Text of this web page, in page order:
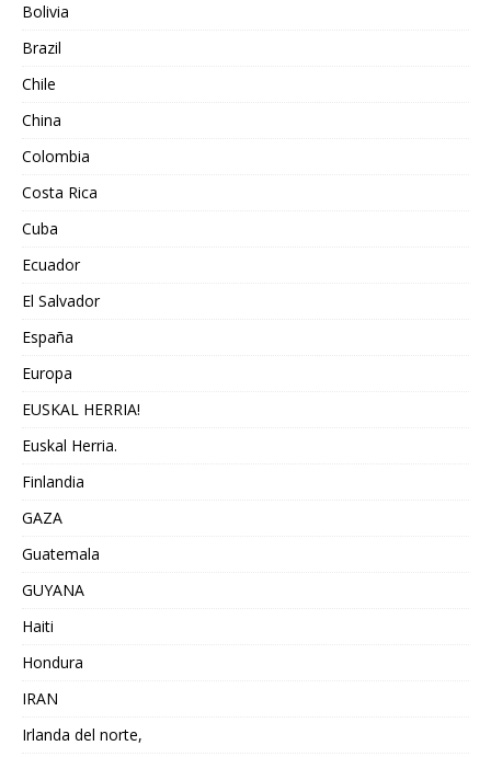
Bolivia
Brazil
Chile
China
Colombia
Costa Rica
Cuba
Ecuador
El Salvador
España
Europa
EUSKAL HERRIA!
Euskal Herria.
Finlandia
GAZA
Guatemala
GUYANA
Haiti
Hondura
IRAN
Irlanda del norte,